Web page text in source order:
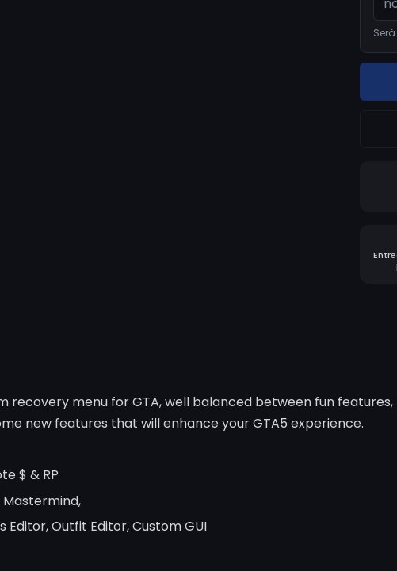
recovery menu for GTA, well balanced between fun
new features that will enhance your GTA5 experience.
$ & RP
Mastermind,
Editor, Outfit Editor, Custom GUI